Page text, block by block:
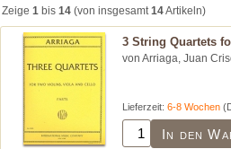
Zeige 1 bis 14 (von insgesamt14Artikeln)
3 String Quartets
von Arriaga, Juan
Lieferzeit: 6-8 Wochen
In den